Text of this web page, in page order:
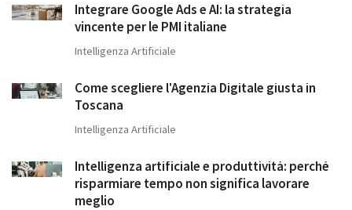
Integrare Google Ads e AI: la strategia
vincente per le PMI italiane
Intelligenza Artificiale
Come scegliere l'Agenzia Digitale giusta in
Toscana
Intelligenza Artificiale
Intelligenza artificiale e produttività: perché
risparmiare tempo non significa lavorare
meglio